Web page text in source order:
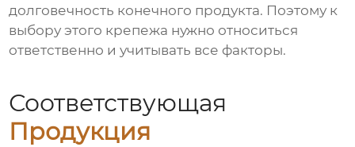
долговечность конечного продукта. Поэтому к
выбору этого крепежа нужно относиться
ответственно и учитывать все факторы.
Соответствующая
Продукция